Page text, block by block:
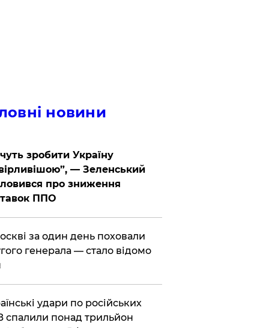
новини
зробити Україну
— Зеленський
про зниження
ППО
за один день поховали
генерала — стало відомо
удари по російських
спалили понад трильйон